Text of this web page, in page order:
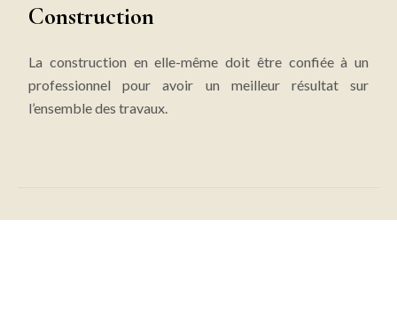
Construction
La construction en elle-même doit être confiée à un
professionnel pour avoir un meilleur résultat sur
l’ensemble des travaux.
Passez à l’éco-construction avec la maison